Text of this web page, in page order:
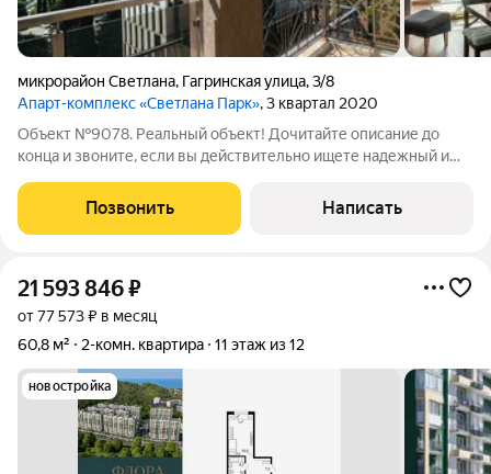
микрорайон Светлана, Гагринская улица,3/8
Апарт-комплекс «Светлана Парк», 3 квартал 2020
Объект №9078. Реальный объект! Дочитайте описание до
конца и звоните, если вы действительно ищете надежный и
просторная квартира с панорамным видом на море.
Дизайнерский ремонт по авторскому
Позвонить Написать
21 593 846₽
от 77 573 ₽ в месяц
60,8 м²
2-комн. квартира 11 этаж из 12
новостройка